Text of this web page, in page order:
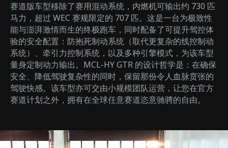
赛道版车型移除了赛用混动系统，内燃机可输出约 730 匹
马力，超过 WEC 赛规限定的 707 匹。这是一台为极致性
能与澎湃激情而生的终极跑车，同时配备了可提升驾控体
验的安全配置：防抱死制动系统（取代更复杂的线控制动
系统）、牵引力控制系统，以及多种引擎模式，为该车型
量身定制动力输出。MCL-HY GTR 的设计哲学是：在确保
安全、降低驾驶复杂性的同时，保留那份令人血脉贲张的
驾驶快感。该车型亦可交由小规模团队运营，让您在官方
赛道计划之外，拥有在全球任意赛道恣意驰骋的自由。